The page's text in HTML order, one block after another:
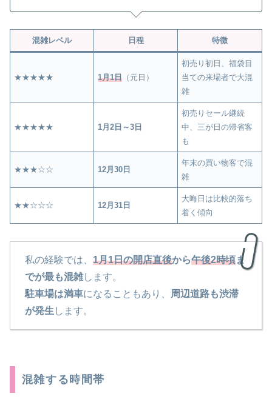
混雑レベル 日程 特徴
★★★★★ 1月1日 （元日）
初売り初日、福袋目
当ての来場者で大混
雑
★★★★★ 1月2日～3日
初売りセール継続
中、三が日の帰省客
も
★★★☆☆ 12月30日
年末の買い物客で混
雑
★★☆☆☆ 12月31日
大晦日は比較的落ち
着く傾向
私の経験では、 1月1日の開店直後から午後2時頃ま
でが最も混雑します。
駐車場は満車になることもあり、
周辺道路も渋滞
が発生 します。
混雑する時間帯